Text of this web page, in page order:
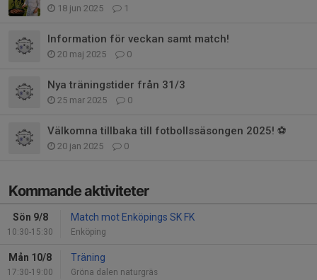
18 jun 2025 1
Information för veckan samt match!
20 maj 2025 0
Nya träningstider från 31/3
25 mar 2025 0
Välkomna tillbaka till fotbollssäsongen 2025! ⚽
20 jan 2025 0
Kommande aktiviteter
Sön 9/8
10:30-15:30
Match mot Enköpings SK FK
Enköping
Mån 10/8
17:30-19:00
Träning
Gröna dalen naturgräs